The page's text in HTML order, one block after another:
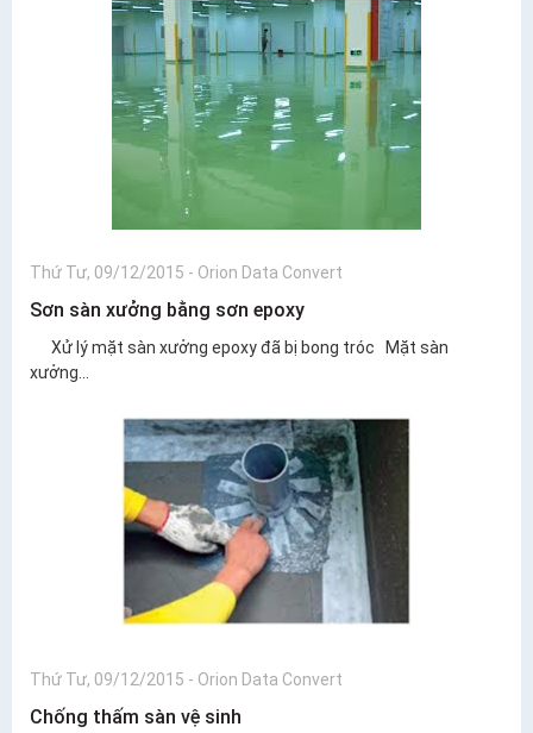
Thứ Tư, 09/12/2015 - Orion Data Convert
Sơn sàn xưởng bằng sơn epoxy
Xử lý mặt sàn xưởng epoxy đã bị bong tróc Mặt sàn
xưởng...
Thứ Tư, 09/12/2015 - Orion Data Convert
Chống thấm sàn vệ sinh